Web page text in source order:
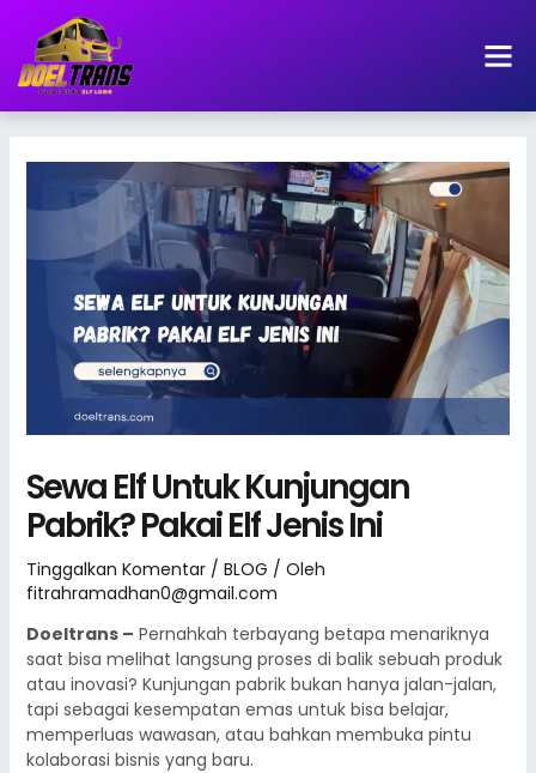
konten
Sewa Elf Untuk Kunjungan
Pabrik? Pakai Elf Jenis Ini
Tinggalkan Komentar / BLOG / Oleh
fitrahramadhan0@gmail.com
Doeltrans – Pernahkah terbayang betapa menariknya
saat bisa melihat langsung proses di balik sebuah produk
atau inovasi? Kunjungan pabrik bukan hanya jalan-jalan,
tapi sebagai kesempatan emas untuk bisa belajar,
memperluas wawasan, atau bahkan membuka pintu
kolaborasi bisnis yang baru.